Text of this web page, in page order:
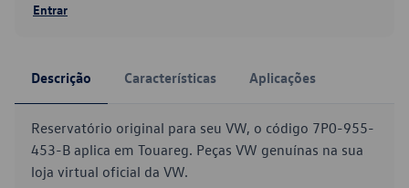
Entrar
Descrição Características Aplicações
Reservatório original para seu VW, o código 7P0-955-
453-B aplica em Touareg. Peças VW genuínas na sua
loja virtual oficial da VW.